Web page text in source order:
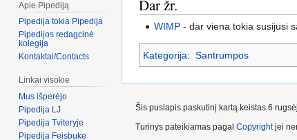
Dar žr.
WIMP - dar viena tokia susijusi
Kategorija: Santrumpos
Apie Pipediją
Pipedija tokia Pipedija
Pipedijos redagcinė
kolegija
Kontaktai/Contacts
Linkai visokie
Mus išperėjo
Pipedija LJ
Pipedija Tviteryje
Pipedija Feisbuke
Šis puslapis paskutinį kartą keistas 6
Turinys pateikiamas pagal Copyrightjei